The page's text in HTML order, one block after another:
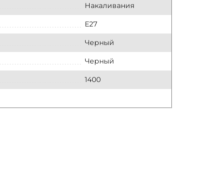
Накаливания
E27
Черный
Черный
1400